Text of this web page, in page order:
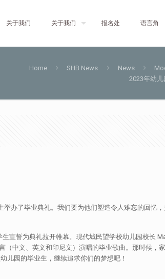
关于我们 关于我们 报名处 语言角
Home SHB News News
2023年幼
办了毕业典礼。我们要为他们塑造令人难忘的回忆，
宣誓为典礼拉开帷幕。现代城民望学校幼儿园校长
中文、英文和印尼文）演唱的毕业歌曲。那时候，家
儿园的毕业生，继续追求你们的梦想吧！